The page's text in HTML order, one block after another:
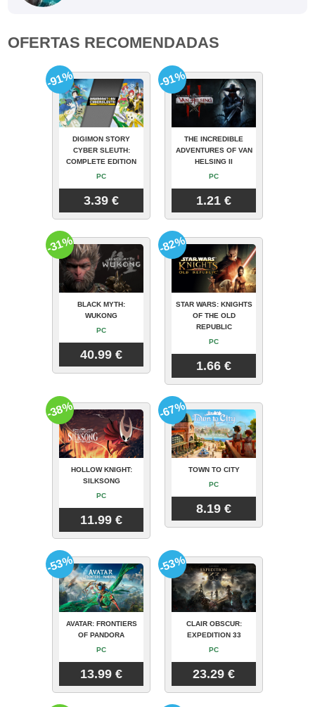
OFERTAS RECOMENDADAS
DIGIMON STORY
CYBER SLEUTH:
COMPLETE EDITION
PC
3.39 €
-91%
THE INCREDIBLE
ADVENTURES OF VAN
HELSING II
PC
1.21 €
-91%
BLACK MYTH:
WUKONG
PC
40.99 €
-31%
STAR WARS: KNIGHTS
OF THE OLD
REPUBLIC
PC
1.66 €
-82%
HOLLOW KNIGHT:
SILKSONG
PC
11.99 €
-38%
TOWN TO CITY
PC
8.19 €
-67%
AVATAR: FRONTIERS
OF PANDORA
PC
13.99 €
-53%
CLAIR OBSCUR:
EXPEDITION 33
PC
23.29 €
-53%